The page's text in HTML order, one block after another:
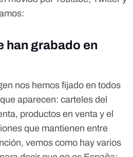
han grabado en
nos hemos fijado en todos
aparecen: carteles del
productos en venta y el
que mantienen entre
vemos como hay varios